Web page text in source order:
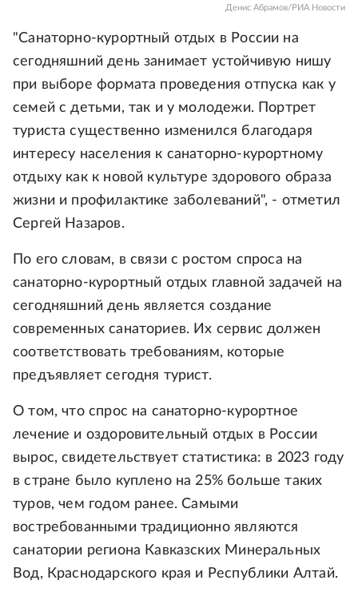
Денис Абрамов/РИА Новости
"Санаторно-курортный отдых в России на
сегодняшний день занимает устойчивую нишу
при выборе формата проведения отпуска как у
семей с детьми, так и у молодежи. Портрет
туриста существенно изменился благодаря
интересу населения к санаторно-курортному
отдыху как к новой культуре здорового образа
жизни и профилактике заболеваний", - отметил
Сергей Назаров.
По его словам, в связи с ростом спроса на
санаторно-курортный отдых главной задачей на
сегодняшний день является создание
современных санаториев. Их сервис должен
соответствовать требованиям, которые
предъявляет сегодня турист.
О том, что спрос на санаторно-курортное
лечение и оздоровительный отдых в России
вырос, свидетельствует статистика: в 2023 году
в стране было куплено на 25% больше таких
туров, чем годом ранее. Самыми
востребованными традиционно являются
санатории региона Кавказских Минеральных
Вод, Краснодарского края и Республики Алтай.